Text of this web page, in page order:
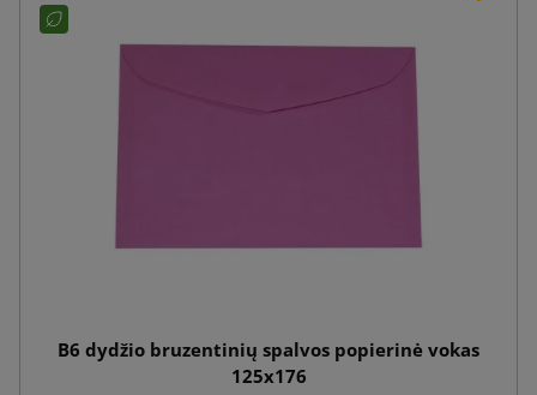
B6 dydžio bruzentinių spalvos popierinė vokas
125x176